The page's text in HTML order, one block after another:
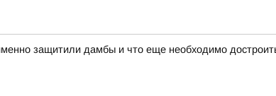
защитили дамбы и что еще необходимо